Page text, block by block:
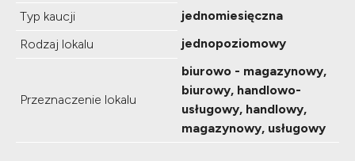
Typ kaucji
jednomiesięczna
Rodzaj lokalu
jednopoziomowy
Przeznaczenie lokalu
biurowo - magazynowy,
biurowy, handlowo-
usługowy, handlowy,
magazynowy, usługowy